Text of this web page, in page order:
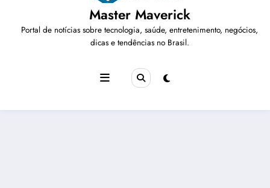
Master Maverick
Portal de notícias sobre tecnologia, saúde, entretenimento, negócios,
dicas e tendências no Brasil.